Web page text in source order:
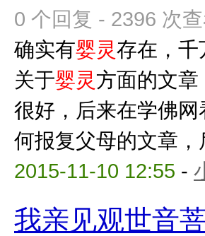
0 个回复 - 2396 次
确实有婴灵存在，千
关于婴灵方面的文
很好，后来在学佛
何报复父母的文章
2015-11-10 12:55 -
我亲见观世音